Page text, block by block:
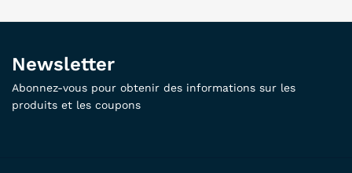
Newsletter
Abonnez-vous pour obtenir des informations sur les
produits et les coupons